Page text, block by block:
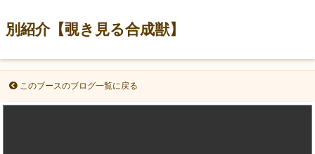
別紹介【覗き見る合成獣】
このブースのブログ一覧に戻る